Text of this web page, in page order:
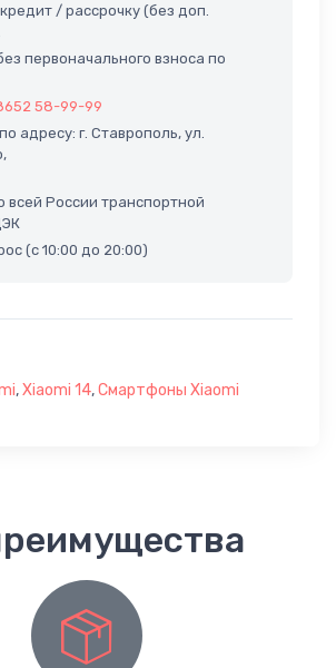
/ рассрочку (без доп.
первоначального взноса по
58-99-99
адресу: г. Ставрополь, ул.
всей России транспортной
(с 10:00 до 20:00)
,Xiaomi 14,Смартфоны Xiaomi